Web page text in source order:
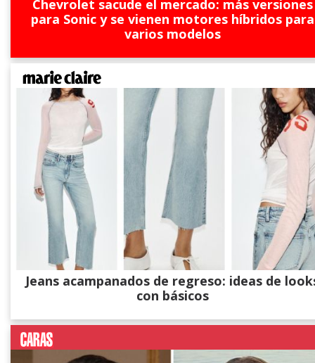
Chevrolet sacude el mercado: más versiones
para Sonic y se vienen motores híbridos para
varios modelos
Jeans acampanados de regreso: ideas de
con básicos